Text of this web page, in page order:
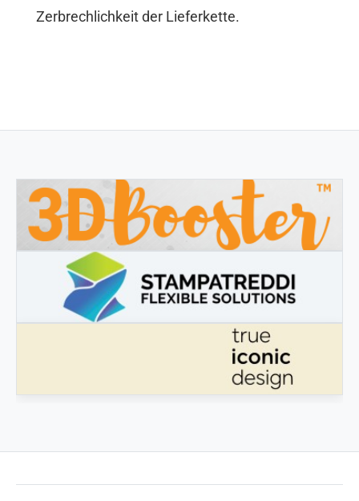
Zerbrechlichkeit der Lieferkette.
3DBOOSTER
3DBooster - Innovative Produkte für den 3D-Druck